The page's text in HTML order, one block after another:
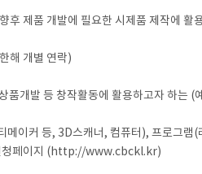
후 제품 개발에 필요한 시제품 제작에 활
해 개별 연락)
품개발 등 창작활동에 활용하고자 하는 (
이커 등, 3D스캐너, 컴퓨터), 프로그램
청페이지 (http://www.cbckl.kr)